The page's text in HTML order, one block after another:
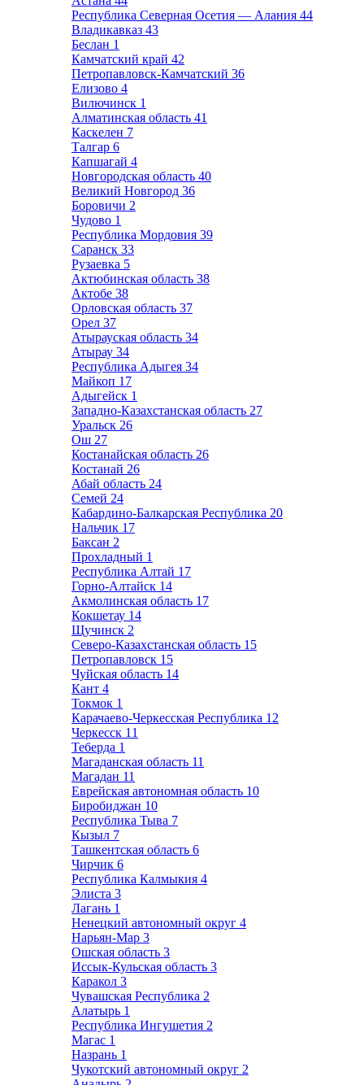
Республика Северная Осетия — Алания 44
Владикавказ 43
Беслан 1
Камчатский край 42
Петропавловск-Камчатский 36
Елизово 4
Вилючинск 1
Алматинская область 41
Каскелен 7
Талгар 6
Капшагай 4
Новгородская область 40
Великий Новгород 36
Боровичи 2
Чудово 1
Республика Мордовия 39
Саранск 33
Рузаевка 5
Актюбинская область 38
Актобе 38
Орловская область 37
Орел 37
Атырауская область 34
Атырау 34
Республика Адыгея 34
Майкоп 17
Адыгейск 1
Западно-Казахстанская область 27
Уральск 26
Ош 27
Костанайская область 26
Костанай 26
Абай область 24
Семей 24
Кабардино-Балкарская Республика 20
Нальчик 17
Баксан 2
Прохладный 1
Республика Алтай 17
Горно-Алтайск 14
Акмолинская область 17
Кокшетау 14
Щучинск 2
Северо-Казахстанская область 15
Петропавловск 15
Чуйская область 14
Кант 4
Токмок 1
Карачаево-Черкесская Республика 12
Черкесск 11
Теберда 1
Магаданская область 11
Магадан 11
Еврейская автономная область 10
Биробиджан 10
Республика Тыва 7
Кызыл 7
Ташкентская область 6
Чирчик 6
Республика Калмыкия 4
Элиста 3
Лагань 1
Ненецкий автономный округ 4
Нарьян-Мар 3
Ошская область 3
Иссык-Кульская область 3
Каракол 3
Чувашская Республика 2
Алатырь 1
Республика Ингушетия 2
Магас 1
Назрань 1
Чукотский автономный округ 2